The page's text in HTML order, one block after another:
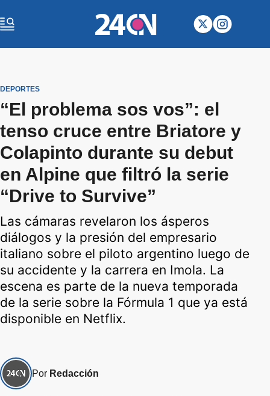
DEPORTES
“El problema sos vos”: el
tenso cruce entre Briatore y
Colapinto durante su debut
en Alpine que filtró la serie
“Drive to Survive”
Las cámaras revelaron los ásperos
diálogos y la presión del empresario
italiano sobre el piloto argentino luego de
su accidente y la carrera en Imola. La
escena es parte de la nueva temporada
de la serie sobre la Fórmula 1 que ya está
disponible en Netflix.
Por Redacción